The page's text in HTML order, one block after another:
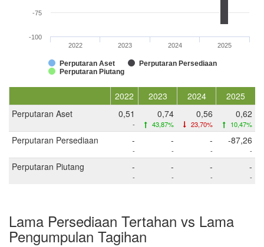
Perputaran Aset
Perputaran Persediaan
Perputaran Piutang
2022 2023 2024 2025
-100
-75
2022 2023 2024
2025
Perputaran Aset
0,51
-
0,74
43,87%
0,56
23,70%
0,62
10,47%
Perputaran Persediaan -
-
-
-
-
-
-87,26
-
Perputaran Piutang -
-
-
-
-
-
-
-
Lama Persediaan Tertahan vs Lama
Pengumpulan Tagihan